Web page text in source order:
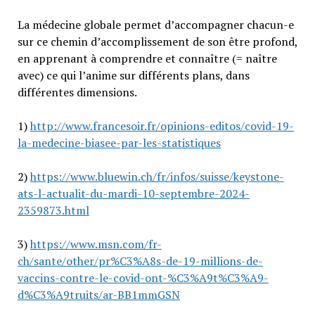
La médecine globale permet d’accompagner chacun-e
sur ce chemin d’accomplissement de son être profond,
en apprenant à comprendre et connaître (= naître
avec) ce qui l’anime sur différents plans, dans
différentes dimensions.
1)http://www.francesoir.fr/opinions-editos/covid-19-
la-medecine-biasee-par-les-statistiques
2)https://www.bluewin.ch/fr/infos/suisse/keystone-
ats-l-actualit-du-mardi-10-septembre-2024-
2359873.html
3)https://www.msn.com/fr-
ch/sante/other/pr%C3%A8s-de-19-millions-de-
vaccins-contre-le-covid-ont-%C3%A9t%C3%A9-
d%C3%A9truits/ar-BB1mmGSN